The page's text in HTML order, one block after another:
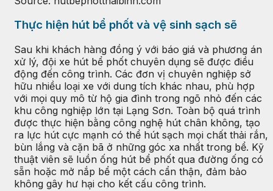
Thực hiện hút bể phốt và vệ sinh sạch sẽ
Sau khi khách hàng đồng ý với báo giá và phương án
xử lý, đội xe hút bể phốt chuyên dụng sẽ được điều
động đến công trình. Các đơn vị chuyên nghiệp sở
hữu nhiều loại xe với dung tích khác nhau, phù hợp
với mọi quy mô từ hộ gia đình trong ngõ nhỏ đến các
khu công nghiệp lớn tại Lạng Sơn. Toàn bộ quá trình
được thực hiện bằng công nghệ hút chân không, tạo
ra lực hút cực mạnh có thể hút sạch mọi chất thải rắn,
bùn lắng và cặn bã ở những góc xa nhất trong bể. Kỹ
thuật viên sẽ luồn ống hút bể phốt qua đường ống có
sẵn hoặc mở nắp bể một cách cẩn thận, đảm bảo
không gây hư hại cho kết cấu công trình.